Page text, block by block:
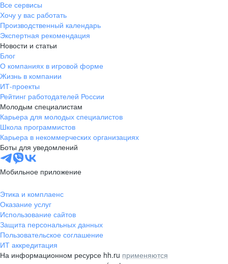
СНЕЖНОГОРСК
КЕМЬ
КОСТОМУКША
ЛАХДЕНПОХЬЯ
МЕДВЕЖЬЕГОРСК
ПИТКЯРАНТА
ПУДОЖ
СЕГЕЖА
ВЕЛИКИЕ ЛУКИ
ДНО
НЕВЕЛЬ
Все сервисы
Хочу у вас работать
Производственный календарь
Экспертная рекомендация
Новости и статьи
Блог
О компаниях в игровой форме
Жизнь в компании
ИТ-проекты
Рейтинг работодателей России
Молодым специалистам
Карьера для молодых специалистов
Школа программистов
Карьера в некоммерческих организациях
Боты для уведомлений
Мобильное приложение
Этика и комплаенс
Оказание услуг
Использование сайтов
Защита персональных данных
Пользовательское соглашение
ИТ аккредитация
На информационном ресурсе hh.ru применяются